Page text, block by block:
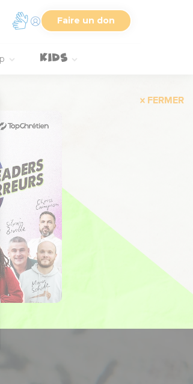
Faire un don
FERMER